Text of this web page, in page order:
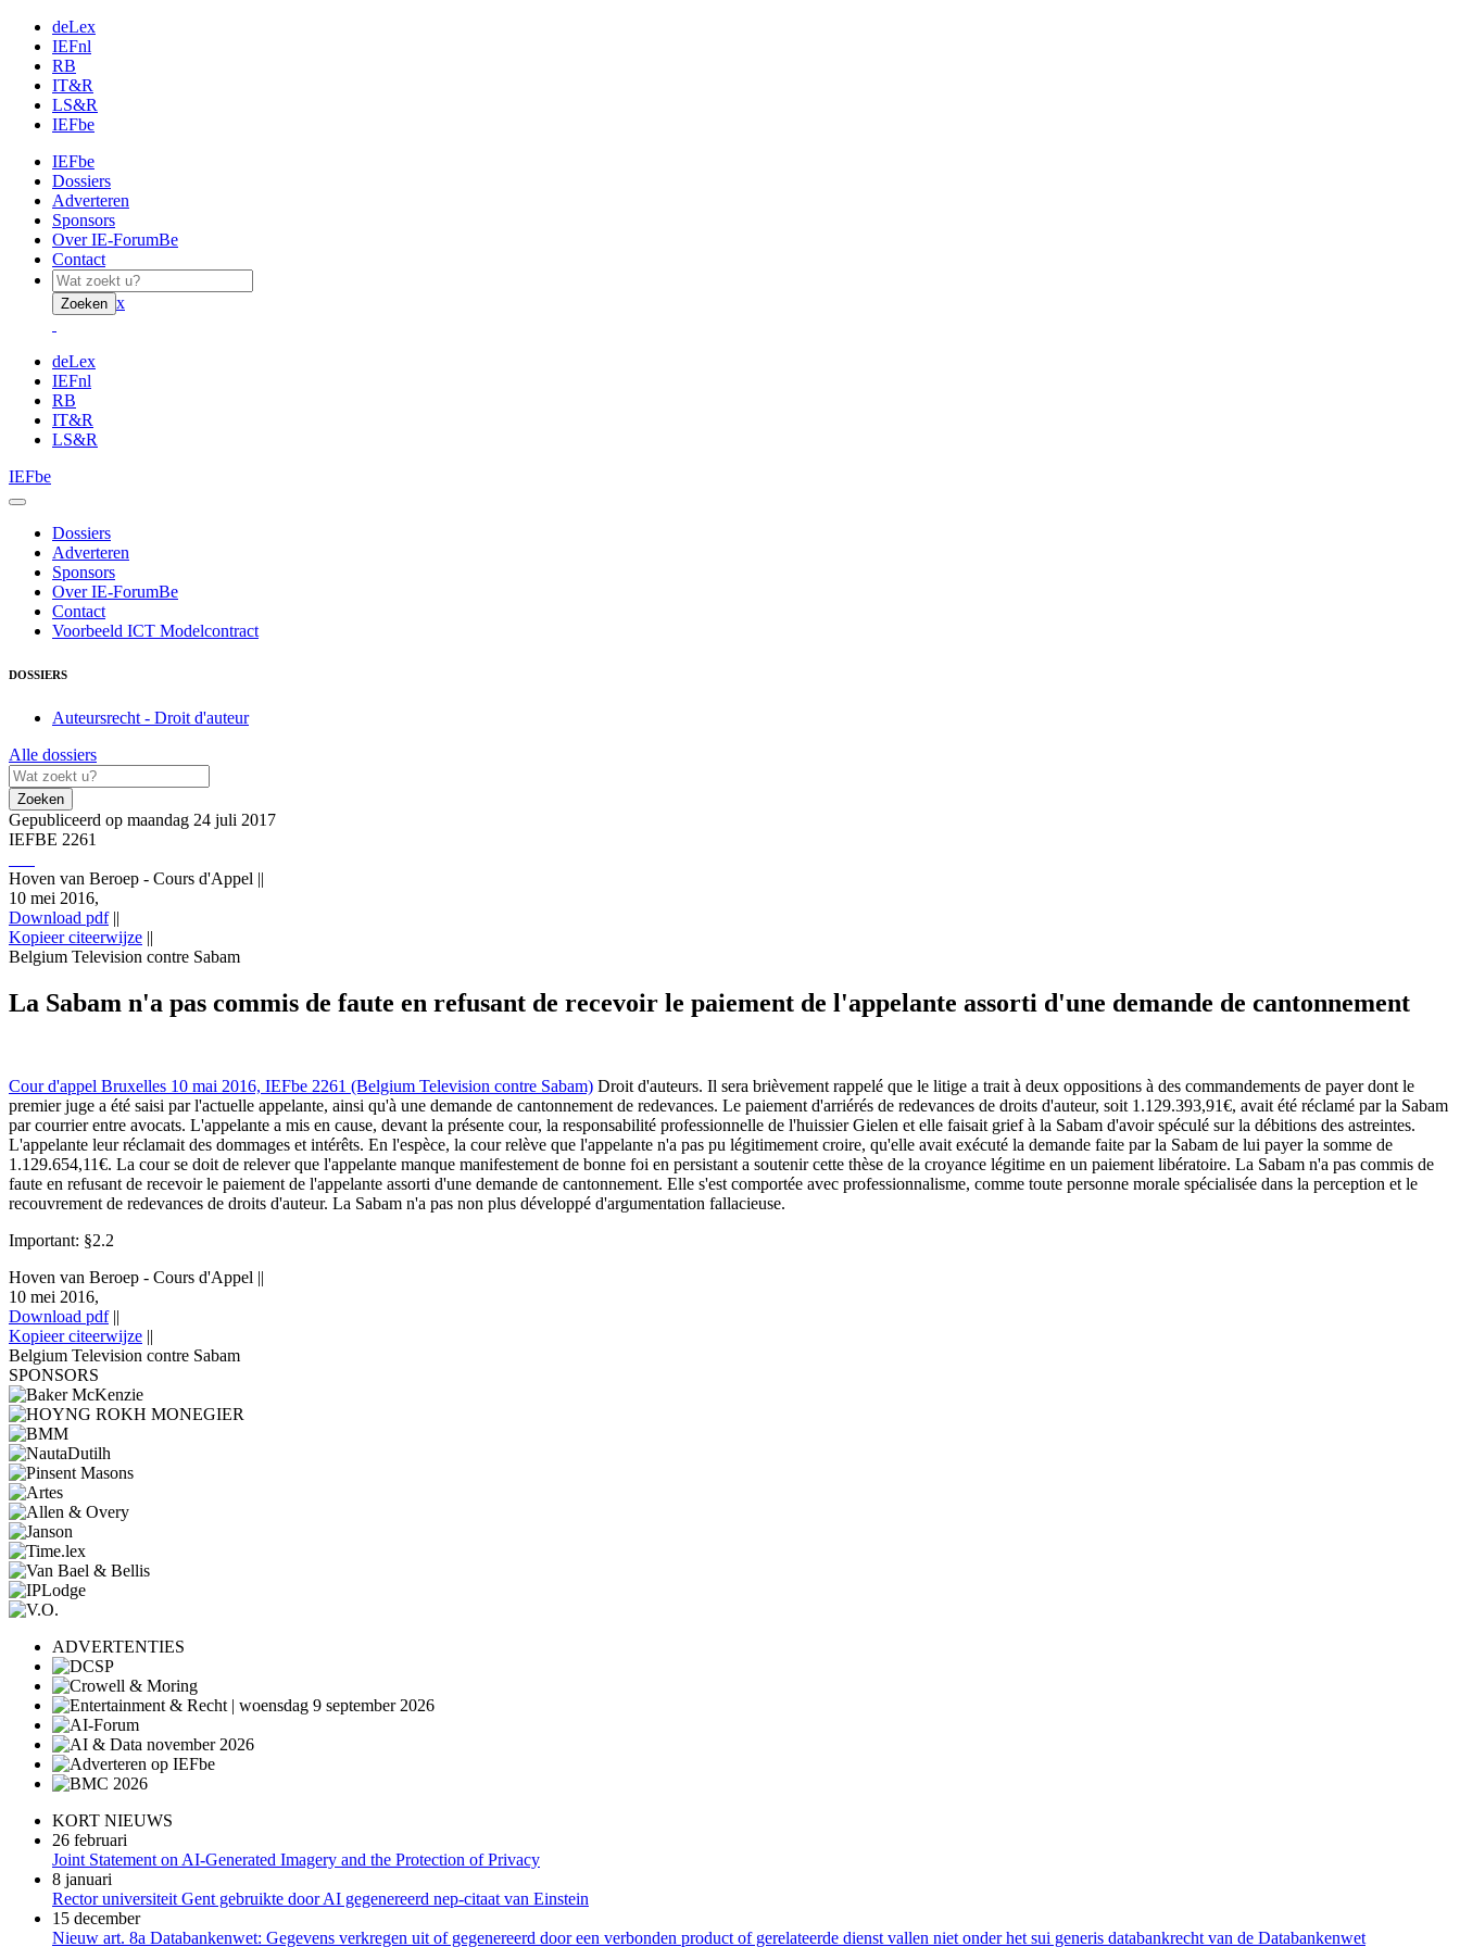
deLex
IEFnl
RB
IT&R
LS&R
IEFbe
IEFbe
Dossiers
Adverteren
Sponsors
Over IE-ForumBe
Contact
Zoeken x
deLex
IEFnl
RB
IT&R
LS&R
IEFbe
Dossiers
Adverteren
Sponsors
Over IE-ForumBe
Contact
Voorbeeld ICT Modelcontract
DOSSIERS
Auteursrecht - Droit d'auteur
Alle dossiers
Zoeken
Gepubliceerd op maandag 24 juli 2017
IEFBE 2261
Hoven van Beroep - Cours d'Appel ||
10 mei 2016,
Download pdf||
Kopieer citeerwijze ||
Belgium Television contre Sabam
paiement-de-l-appelante-assorti-d-une-de
La Sabam n'a pas commis de faute en refusant de recevoir le paiement de l'appelante assorti d'une demande de cantonnement
Cour d'appel Bruxelles 10 mai 2016, IEFbe 2261 (Belgium Television contre Sabam) Droit d'auteurs. Il sera brièvement rappelé que le litige a trait à deux oppositions à des commandements de payer dont le
premier juge a été saisi par l'actuelle appelante, ainsi qu'à une demande de cantonnement de redevances. Le paiement d'arriérés de redevances de droits d'auteur, soit 1.129.393,91€, avait été réclamé par la Sabam
par courrier entre avocats. L'appelante a mis en cause, devant la présente cour, la responsabilité professionnelle de l'huissier Gielen et elle faisait grief à la Sabam d'avoir spéculé sur la débitions des astreintes.
L'appelante leur réclamait des dommages et intérêts. En l'espèce, la cour relève que l'appelante n'a pas pu légitimement croire, qu'elle avait exécuté la demande faite par la Sabam de lui payer la somme de
1.129.654,11€. La cour se doit de relever que l'appelante manque manifestement de bonne foi en persistant a soutenir cette thèse de la croyance légitime en un paiement libératoire. La Sabam n'a pas commis de
faute en refusant de recevoir le paiement de l'appelante assorti d'une demande de cantonnement. Elle s'est comportée avec professionnalisme, comme toute personne morale spécialisée dans la perception et le
recouvrement de redevances de droits d'auteur. La Sabam n'a pas non plus développé d'argumentation fallacieuse.
Important: §2.2
Hoven van Beroep - Cours d'Appel ||
10 mei 2016,
Download pdf||
Kopieer citeerwijze ||
Belgium Television contre Sabam
SPONSORS
ADVERTENTIES
KORT NIEUWS
26 februari
Joint Statement on AI-Generated Imagery and the Protection of Privacy
8 januari
Rector universiteit Gent gebruikte door AI gegenereerd nep-citaat van Einstein
15 december
Nieuw art. 8a Databankenwet: Gegevens verkregen uit of gegenereerd door een verbonden product of gerelateerde dienst vallen niet onder het sui generis databankrecht van de Databankenwet